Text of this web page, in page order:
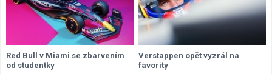
Red Bull v Miami se zbarvením
od studentky
Verstappen opět vyzrál na
favority